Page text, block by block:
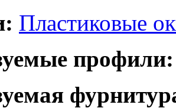
Пластиковые
профили: